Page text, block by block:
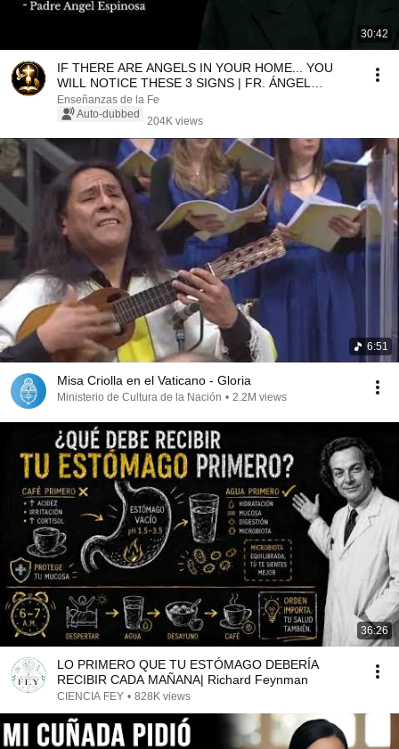
30:42
IF THERE ARE ANGELS IN YOUR HOME... YOU
WILL NOTICE THESE 3 SIGNS | FR. ÁNGEL
ESPINOSA DE LOS MON...
Enseñanzas de la Fe
Auto-dubbed
204K views
6:51
Misa Criolla en el Vaticano - Gloria
Ministerio de Cultura de la Nación • 2.2M views
36:26
LO PRIMERO QUE TU ESTÓMAGO DEBERÍA
RECIBIR CADA MAÑANA| Richard Feynman
CIENCIA FEY • 828K views